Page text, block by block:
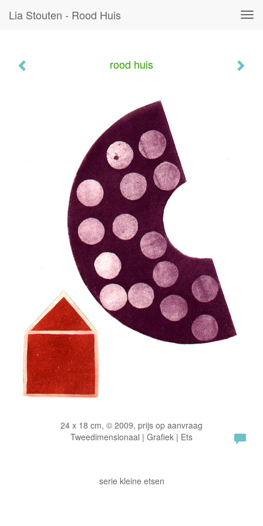
Lia Stouten - Rood Huis
rood huis
24 x 18 cm, © 2009, prijs op aanvraag
Tweedimensionaal | Grafiek | Ets
serie kleine etsen